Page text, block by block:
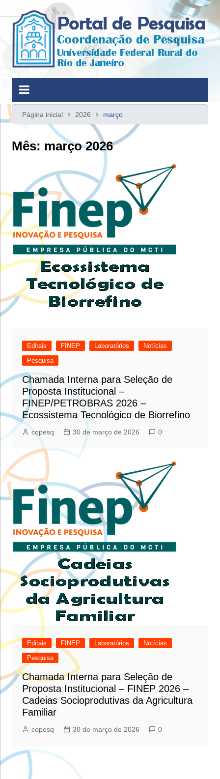
para
conteúdo
Página inicial 2026 março
Mês: março 2026
Editais FINEP Laboratórios
Notícias
Pesquisa
Chamada Interna para Seleção de
Proposta Institucional –
FINEP/PETROBRAS 2026 –
Ecossistema Tecnológico de Biorrefino
copesq 30 de março de 2026 0
Editais FINEP Laboratórios
Notícias
Pesquisa
Chamada Interna para Seleção de
Proposta Institucional – FINEP 2026 –
Cadeias Socioprodutivas da Agricultura
Familiar
copesq 30 de março de 2026 0